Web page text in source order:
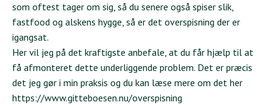
som oftest tager om sig, så du senere også spiser slik,
fastfood og alskens hygge, så er det overspisning der er
igangsat.
Her vil jeg på det kraftigste anbefale, at du får hjælp til at
få afmonteret dette underliggende problem. Det er præcis
det jeg gør i min praksis og du kan læse mere om det her
https://www.gitteboesen.nu/overspisning